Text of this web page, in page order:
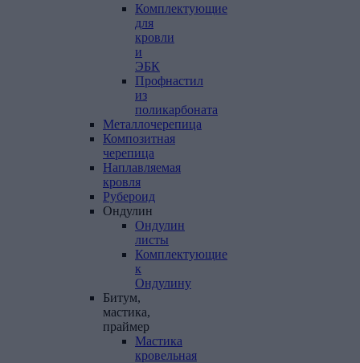
Комплектующие
для
кровли
и
ЭБК
Профнастил
из
поликарбоната
Металлочерепица
Композитная
черепица
Наплавляемая
кровля
Рубероид
Ондулин
Ондулин
листы
Комплектующие
к
Ондулину
Битум,
мастика,
праймер
Мастика
кровельная